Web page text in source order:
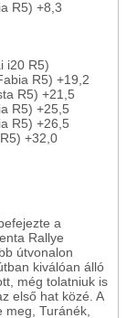
R5) +8,3
i20 R5)
R5) +19,2
R5) +21,5
R5) +25,5
R5) +26,5
+32,0
a
Rallye
útvonalon
kiválóan álló
még tolatniuk is
első hat közé. A
Turánék,